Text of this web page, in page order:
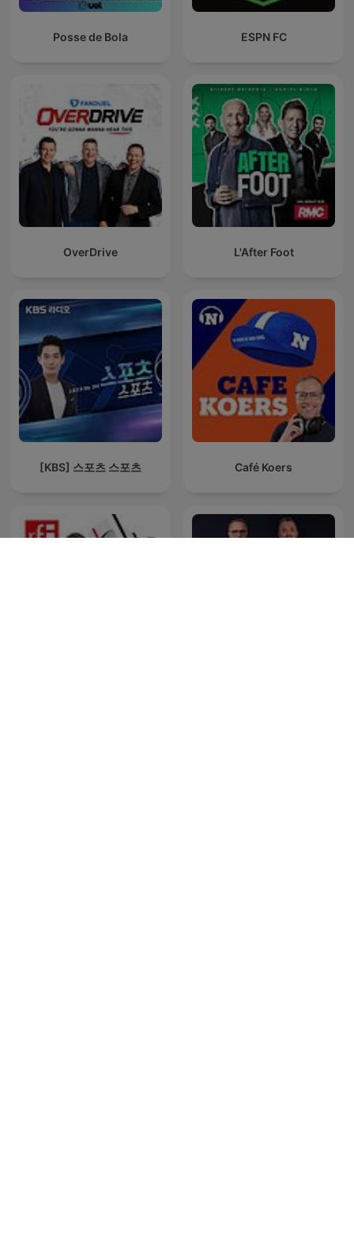
Posse de Bola ESPN FC
OverDrive L'After Foot
[KBS] 스포츠 스포츠 Café Koers